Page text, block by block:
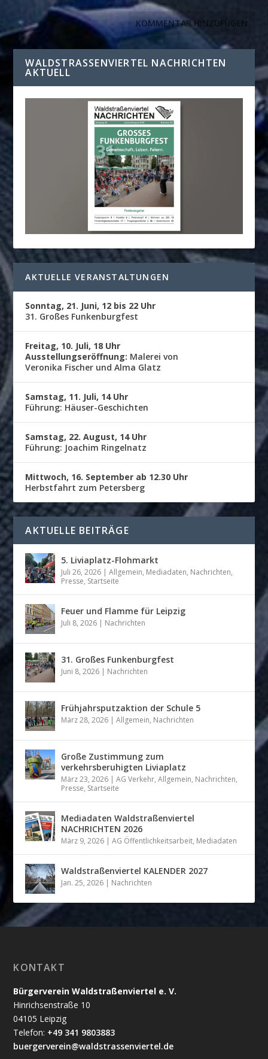
WALDSTRASSENVIERTEL NACHRICHTEN A
KTUELL
AKTUELLE VERANSTALTUNGEN
Sonntag, 21. Juni, 12 bis 22 Uhr
31. Großes Funkenburgfest
Freitag, 10. Juli, 18 Uhr
Ausstellungseröffnung: Malerei von
Veronika Fischer und Alma Glatz
Samstag, 11. Juli, 14 Uhr
Führung: Häuser-Geschichten
Samstag, 22. August, 14 Uhr
Führung: Joachim Ringelnatz
Mittwoch, 16. September ab 12.30 Uhr
Herbstfahrt zum Petersberg
AKTUELLE BEITRÄGE
5. Liviaplatz-Flohmarkt
Juli 26, 2026 |Allgemein, Mediadaten, Nachrichten,
Presse, Startseite
Feuer und Flamme für Leipzig
Juli 8, 2026 Nachrichten
31. Großes Funkenburgfest
Juni 8, 2026 Nachrichten
Frühjahrsputzaktion der Schule 5
März 28, 2026 |Allgemein, Nachrichten
Große Zustimmung zum
verkehrsberuhigten Liviaplatz
März 23, 2026 |AG Verkehr,Allgemein, Nachrichten,
Presse, Startseite
Mediadaten Waldstraßenviertel
NACHRICHTEN 2026
März 9, 2026 |AG Öffentlichkeitsarbeit, Mediadaten
Waldstraßenviertel KALENDER 2027
Jan. 25, 2026 Nachrichten
KONTAKT
Bürgerverein Waldstraßenviertel e. V.
Hinrichsenstraße 10
04105 Leipzig
Telefon: +49 341 9803883
buergerverein@waldstrassenviertel.de